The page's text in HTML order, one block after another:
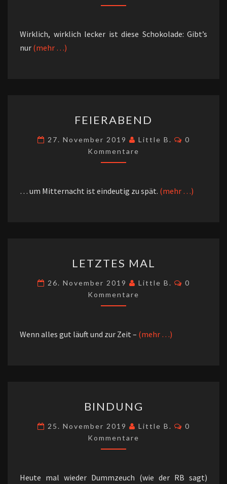
Wirklich, wirklich lecker ist diese Schokolade: Gibt’s
nur (mehr …)
FEIERABEND
27. November 2019 Little B.
0
Kommentare
… um Mitternacht ist eindeutig zu spät. (mehr …)
MAL
LETZTES MAL
26. November 2019 Little B.
0
Kommentare
Wenn alles gut läuft und zur Zeit – (mehr …)
BINDUNG
25. November 2019 Little B.
0
Kommentare
Heute mal wieder Dummzeuch (wie der RB sagt)